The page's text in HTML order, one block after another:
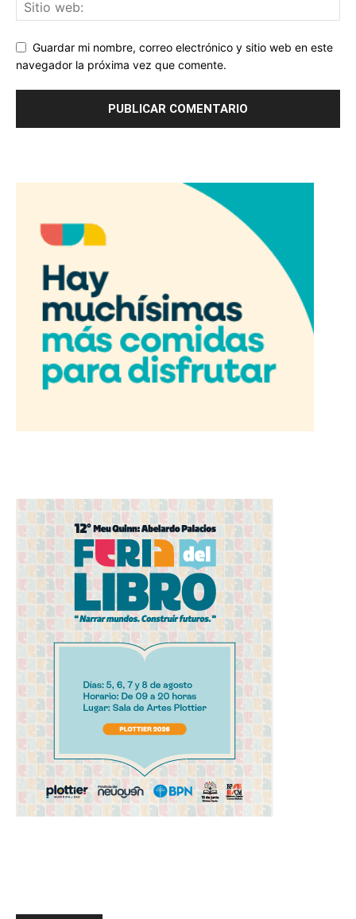
Guardar mi nombre, correo electrónico y sitio web en este
navegador la próxima vez que comente.